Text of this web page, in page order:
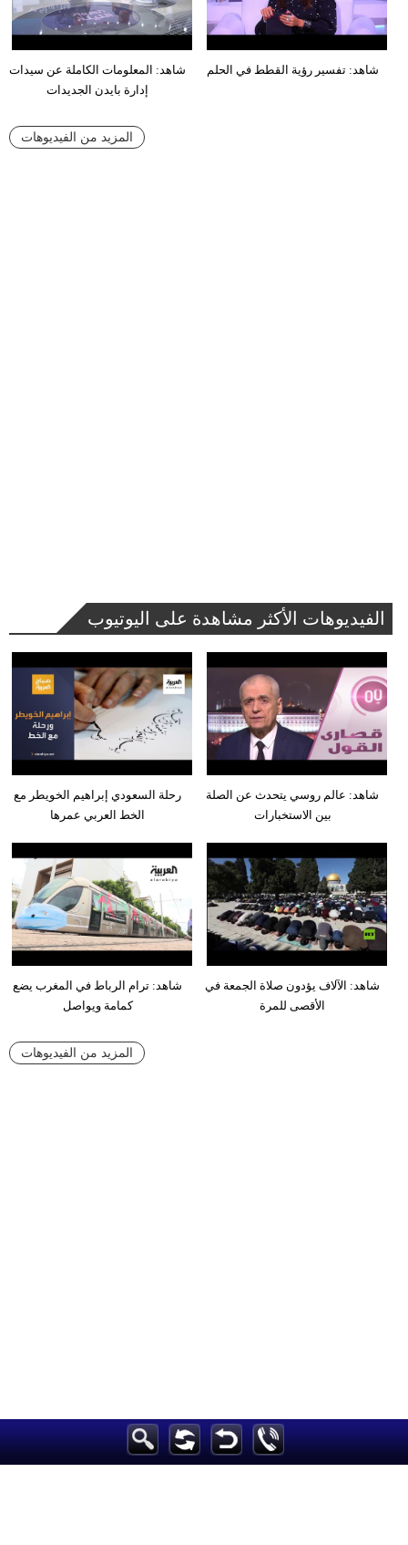
شاهد: المعلومات الكاملة عن سيدات
إدارة بايدن الجديدات
شاهد: تفسير رؤية القطط في الحلم
المزيد من الفيديوهات
الفيديوهات الأكثر مشاهدة على اليوتيوب
رحلة السعودي إبراهيم الخويطر مع
الخط العربي عمرها
شاهد: عالم روسي يتحدث عن الصلة
بين الاستخبارات
شاهد: ترام الرباط في المغرب يضع
كمامة ويواصل
شاهد: الآلاف يؤدون صلاة الجمعة في
الأقصى للمرة
المزيد من الفيديوهات